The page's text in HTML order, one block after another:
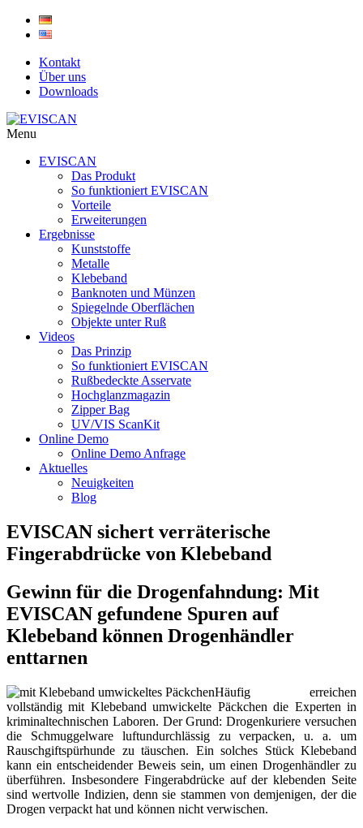
Skip
Kontakt
Über uns
Downloads
Menu
EVISCAN
Das Produkt
So funktioniert EVISCAN
Vorteile
Erweiterungen
Ergebnisse
Kunststoffe
Metalle
Klebeband
Banknoten und Münzen
Spiegelnde Oberflächen
Objekte unter Ruß
Videos
Das Prinzip
So funktioniert EVISCAN
Rußbedeckte Asservate
Hochglanzmagazin
Zipper Bag
UV/VIS ScanKit
Online Demo
Online Demo Anfrage
Aktuelles
Neuigkeiten
Blog
EVISCAN sichert verräterische
Fingerabdrücke von Klebeband
Gewinn für die Drogenfahndung: Mit
EVISCAN gefundene Spuren auf
Klebeband können Drogenhändler
enttarnen
Häufig erreichen
vollständig mit Klebeband umwickelte Päckchen die Experten in
kriminaltechnischen Laboren. Der Grund: Drogenkuriere versuchen
die Schmuggelware luftundurchlässig zu verpacken, u. a. um
Rauschgiftspürhunde zu täuschen. Ein solches Stück Klebeband
kann ein entscheidender Beweis sein, um einen Drogenhändler zu
überführen. Insbesondere Fingerabdrücke auf der klebenden Seite
sind wertvolle Indizien, denn sie stammen von demjenigen, der die
Drogen verpackt hat und können nicht verwischen.